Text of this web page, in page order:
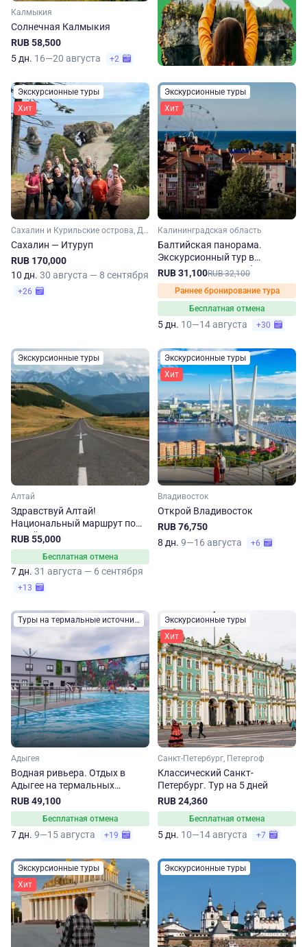
Калмыкия
Солнечная Калмыкия
RUB 58,500
5 дн. 16—20 августа +2
Экскурсионные туры
Хит
Сахалин и Курильские острова, Дальний Восток
Сахалин — Итуруп
RUB 170,000
10 дн. 30 августа — 8 сентября
+26
Экскурсионные туры
Хит
Калининградская область
Балтийская панорама.
Экскурсионный тур в
Калининградскую область
RUB 31,100RUB 32,100
Раннее бронирование тура
Бесплатная отмена
5 дн. 10—14 августа +30
Экскурсионные туры
Алтай
Здравствуй Алтай!
Национальный маршрут по
Алтайскому краю
RUB 55,000
Бесплатная отмена
7 дн. 31 августа — 6 сентября
+13
Экскурсионные туры
Хит
Владивосток
Открой Владивосток
RUB 76,750
8 дн. 9—16 августа +6
Туры на термальные источники
Адыгея
Водная ривьера. Отдых в
Адыгее на термальных
источниках
RUB 49,100
Бесплатная отмена
7 дн. 9—15 августа +19
Экскурсионные туры
Хит
Санкт-Петербург, Петергоф
Классический Санкт-
Петербург. Тур на 5 дней
RUB 24,360
Бесплатная отмена
5 дн. 10—14 августа +7
Экскурсионные туры
Хит
Экскурсионные туры